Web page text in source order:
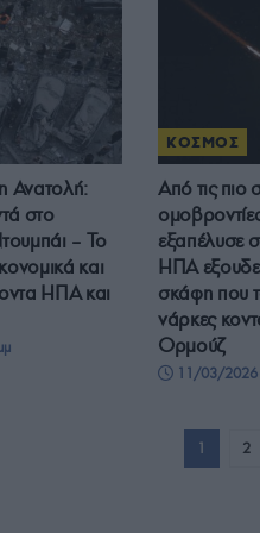
Ανατολή:
στο
– Το
και
ΗΠΑ και
ΚΟΣΜΟΣ
Από τις πιο
εξαπέλυσε
ΗΠΑ
σκάφη που
νάρκες
Ορμούζ
11/03/2026
1 2